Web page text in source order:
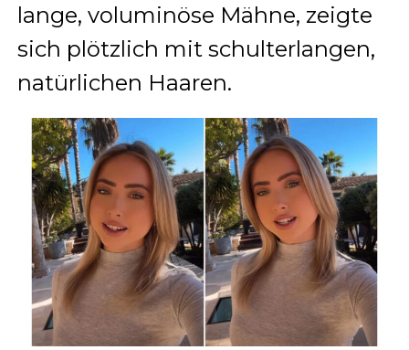
lange, voluminöse Mähne, zeigte
sich plötzlich mit schulterlangen,
natürlichen Haaren.